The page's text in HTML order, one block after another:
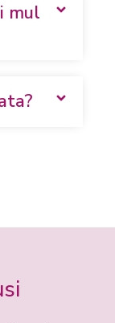
mul